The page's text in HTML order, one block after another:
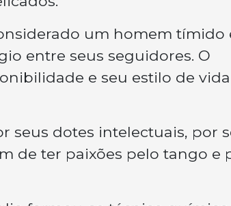
um homem tímido
entre seus seguidores. O
e seu estilo de vida
seus dotes intelectuais, por
de ter paixões pelo tango e